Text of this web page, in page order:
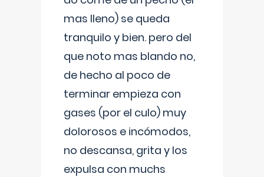
mas lleno) se queda
tranquilo y bien. pero del
que noto mas blando no,
de hecho al poco de
terminar empieza con
gases (por el culo) muy
dolorosos e incómodos,
no descansa, grita y los
expulsa con muchs